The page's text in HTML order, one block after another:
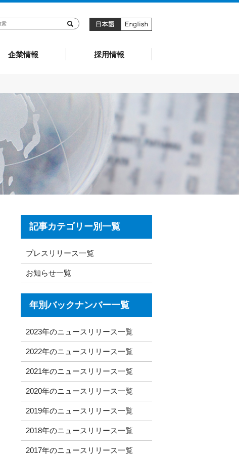
企業情報 採用情報
記事カテゴリー別一覧
プレスリリース一覧
お知らせ一覧
年別バックナンバー一覧
2023年のニュースリリース一覧
2022年のニュースリリース一覧
2021年のニュースリリース一覧
2020年のニュースリリース一覧
2019年のニュースリリース一覧
2018年のニュースリリース一覧
2017年のニュースリリース一覧